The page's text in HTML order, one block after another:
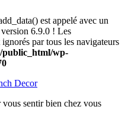
est appelé avec un
6.9.0 ! Les
par tous les navigateurs
public_html/wp-
Decor
sentir bien chez vous